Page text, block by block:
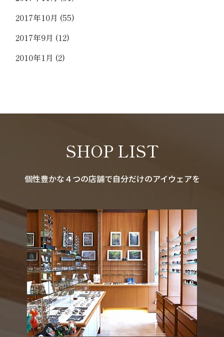
2017年10月 (55)
2017年9月 (12)
2010年1月 (2)
SHOP LIST
個性豊かな４つの店舗で自分だけのアイウェアを